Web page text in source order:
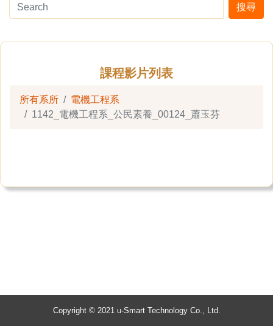
搜尋
課程影片列表
所有系所
電機工程系
1142_電機工程系_公民素養_00124_蕭玉芬
Copyright © 2021 u-Smart Technology Co., Ltd.